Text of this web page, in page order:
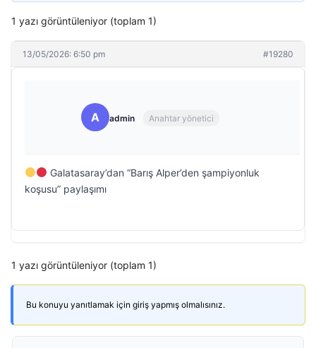
1 yazı görüntüleniyor (toplam 1)
13/05/2026: 6:50 pm #19280
A admin Anahtar yönetici
Galatasaray’dan “Barış Alper’den şampiyonluk
koşusu” paylaşımı
1 yazı görüntüleniyor (toplam 1)
Bu konuyu yanıtlamak için giriş yapmış olmalısınız.